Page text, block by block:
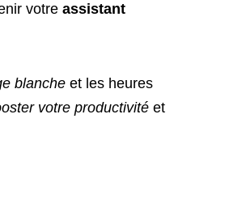
votreassistant
blanche et les heures
votre productivité et